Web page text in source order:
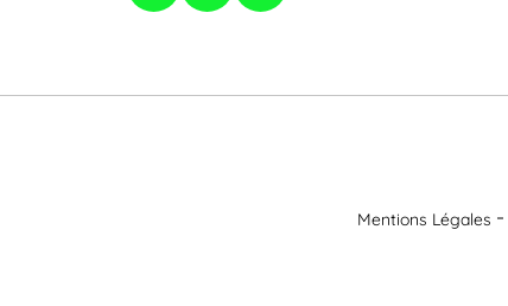
Mentions Légales